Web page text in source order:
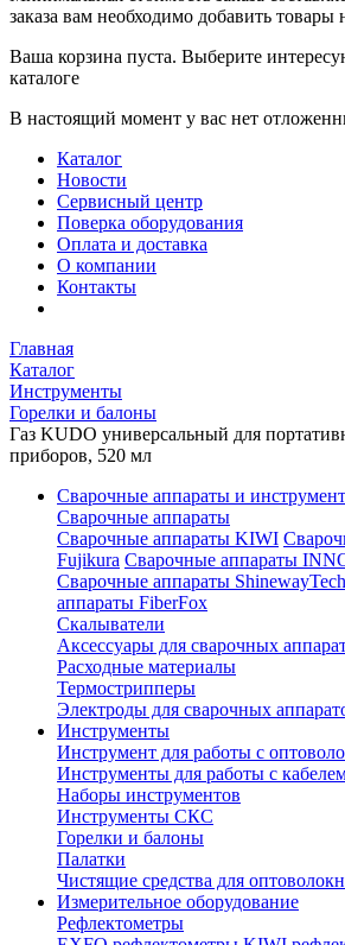
заказа вам необходимо добавить товары
Ваша корзина пуста. Выберите
каталоге
В настоящий момент у вас нет
Каталог
Новости
Сервисный центр
Поверка оборудования
Оплата и доставка
О компании
Контакты
Главная
Каталог
Инструменты
Горелки и балоны
Газ KUDO универсальный для
приборов, 520 мл
Сварочные аппараты и инструмент
Сварочные аппараты
Сварочные аппараты KIWI
Fujikura Сварочные аппараты
Сварочные аппараты ShinewayTech
аппараты FiberFox
Скалыватели
Аксессуары для сварочных
Расходные материалы
Термострипперы
Электроды для сварочных
Инструменты
Инструмент для работы с
Инструменты для работы с
Наборы инструментов
Инструменты СКС
Горелки и балоны
Палатки
Чистящие средства для
Измерительное оборудование
Рефлектометры